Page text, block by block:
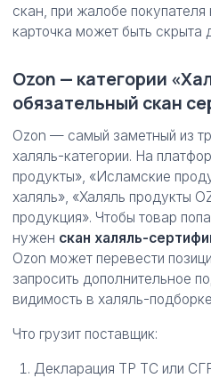
скан, при жалобе
карточка может быть скрыта
Ozon — категории
обязательный скан
Ozon — самый заметный из
халяль-категории. На
продукты», «Исламские
халяль», «Халяль продукты
продукция». Чтобы товар
нужен скан халяль-
Ozon может перевести
запросить дополнительное
видимость в халяль-
Что грузит поставщик:
Декларация ТР ТС или